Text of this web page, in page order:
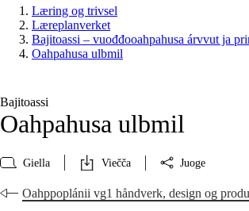
Læring og trivsel
Læreplanverket
Bajitoassi – vuođđooahpahusa árvvut ja
Oahpahusa ulbmil
Bajitoassi
Oahpahusa ulbmil
Giella Viečča Juoge
Oahppoplánii vg1 håndverk, design og